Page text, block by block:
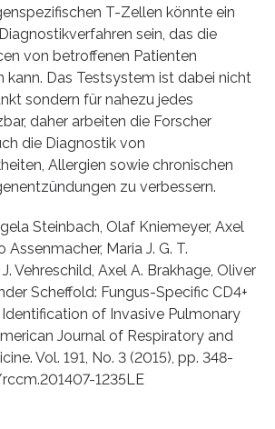
T-Zellen könnte ein
sein, das die
von betroffenen Patienten
kann. Das Testsystem ist dabei nicht
sondern für nahezu jedes
daher arbeiten die Forscher
die Diagnostik von
Allergien sowie chronischen
zu verbessern.
Steinbach, Olaf Kniemeyer, Axel
Maria J. G. T.
Vehreschild, Axel A. Brakhage, Oliver
Scheffold: Fungus-Specific CD4+
of Invasive Pulmonary
Journal of Respiratory and
Vol. 191, No. 3 (2015), pp. 348-
1235LE